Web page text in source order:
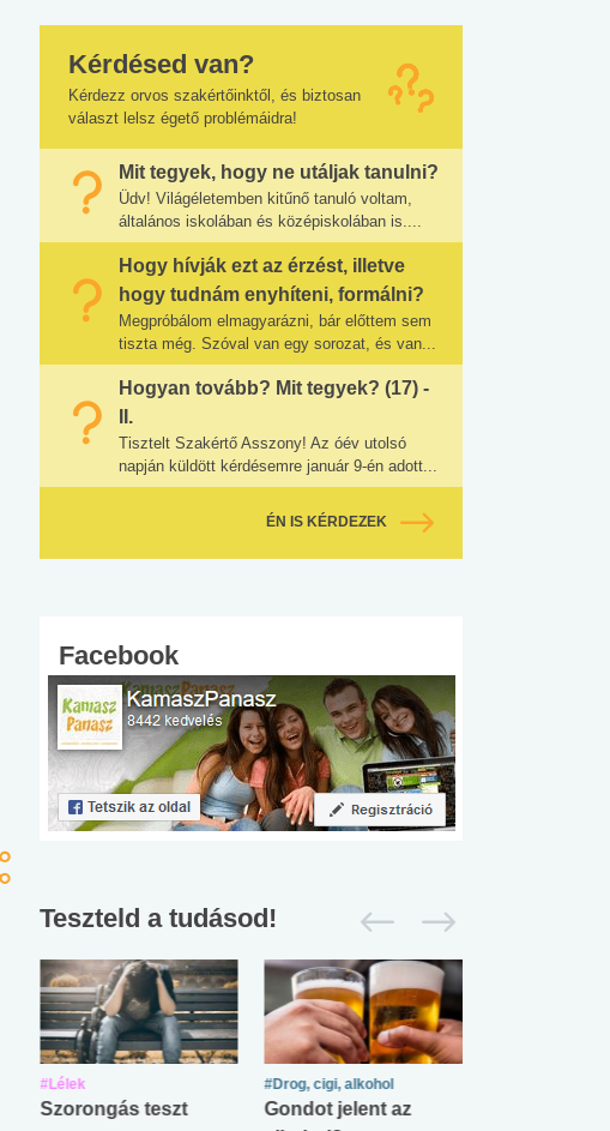
Kérdésed van?
Kérdezz orvos szakértőinktől, és biztosan
választ lelsz égető problémáidra!
Mit tegyek, hogy ne utáljak tanulni?
Üdv! Világéletemben kitűnő tanuló voltam,
általános iskolában és középiskolában is....
Hogy hívják ezt az érzést, illetve
hogy tudnám enyhíteni, formálni?
Megpróbálom elmagyarázni, bár előttem sem
tiszta még. Szóval van egy sorozat, és van...
Hogyan tovább? Mit tegyek? (17) -
II.
Tisztelt Szakértő Asszony! Az óév utolsó
napján küldött kérdésemre január 9-én adott...
ÉN IS KÉRDEZEK
Facebook
Teszteld a tudásod!
#Lélek
Szorongás teszt
#Drog, cigi, alkohol
Gondot jelent az